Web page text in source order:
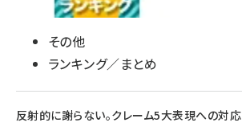
その他
ランキング／まとめ
反射的に謝らない。クレーム5大表現への対応